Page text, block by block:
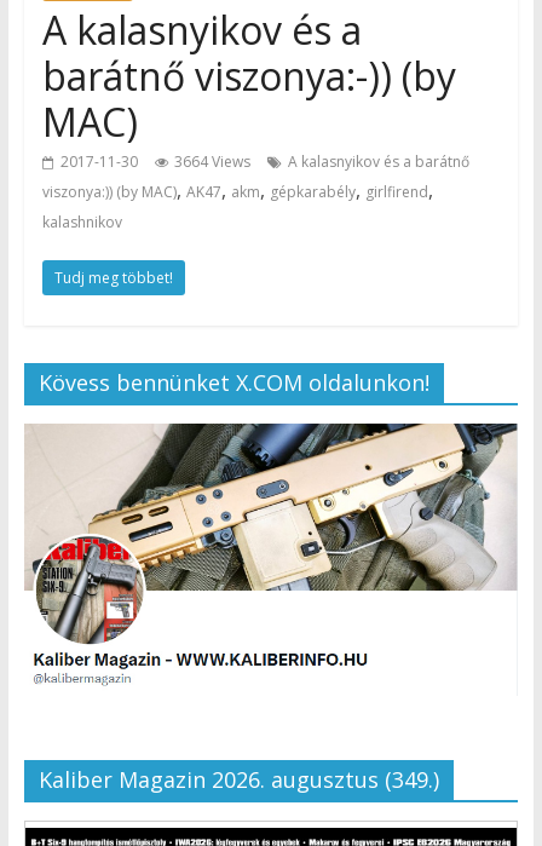
A kalasnyikov és a
barátnő viszonya:-)) (by
MAC)
2017-11-30 3664 Views
A kalasnyikov és a barátnő
viszonya:)) (by MAC), AK47, akm, gépkarabély, girlfirend,
kalashnikov
Tudj meg többet!
Kövess bennünket X.COM oldalunkon!
Kaliber Magazin 2026. augusztus (349.)